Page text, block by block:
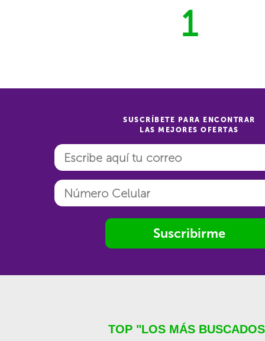
1
SUSCRÍBETE PARA ENCONTRAR
LAS MEJORES OFERTAS
Suscribirme
TOP "LOS MÁS